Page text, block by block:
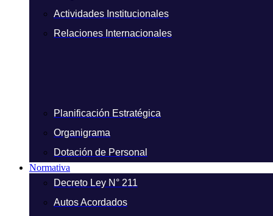
Actividades Institucionales
Relaciones Internacionales
Planificación Estratégica
Organigrama
Dotación de Personal
Normativa
Decreto Ley N° 211
Autos Acordados